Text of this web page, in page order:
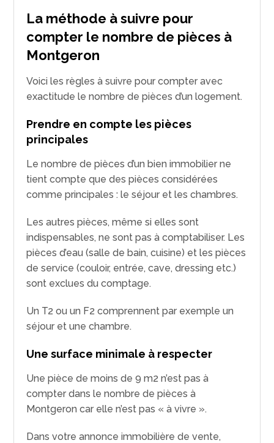
La méthode à suivre pour
compter le nombre de pièces à
Montgeron
Voici les règles à suivre pour compter avec
exactitude le nombre de pièces d’un logement.
Prendre en compte les pièces
principales
Le nombre de pièces d’un bien immobilier ne
tient compte que des pièces considérées
comme principales : le séjour et les chambres.
Les autres pièces, même si elles sont
indispensables, ne sont pas à comptabiliser. Les
pièces d’eau (salle de bain, cuisine) et les pièces
de service (couloir, entrée, cave, dressing etc.)
sont exclues du comptage.
Un T2 ou un F2 comprennent par exemple un
séjour et une chambre.
Une surface minimale à respecter
Une pièce de moins de 9 m2 n’est pas à
compter dans le nombre de pièces à
Montgeron car elle n’est pas « à vivre ».
Dans votre annonce immobilière de vente,